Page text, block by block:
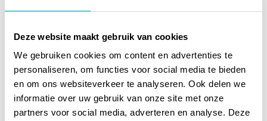
Deze website maakt gebruik van cookies
We gebruiken cookies om content en advertenties te
personaliseren, om functies voor social media te bieden
en om ons websiteverkeer te analyseren. Ook delen we
informatie over uw gebruik van onze site met onze
partners voor social media, adverteren en analyse. Deze
Specificaties
Titel: NBV21 Compact Luxe
Taal: Nederlands
Verschijningsvorm: Hardback
Aantal blz.: 1488